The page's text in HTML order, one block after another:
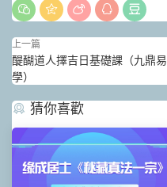
上一篇
醍醐道人擇吉日基礎課（九鼎易
學）
猜你喜歡